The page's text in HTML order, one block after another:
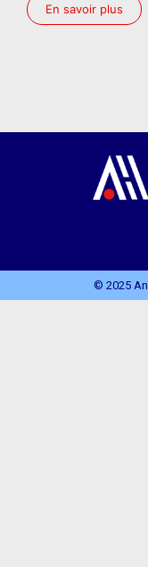
En savoir plus
© 2025